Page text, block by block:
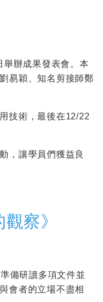
辦成果發表會。本
易穎、知名剪接師鄭
技術，最後在12/22
，讓學員們獲益良
觀察》
備研讀多項文件並
會者的立場不盡相